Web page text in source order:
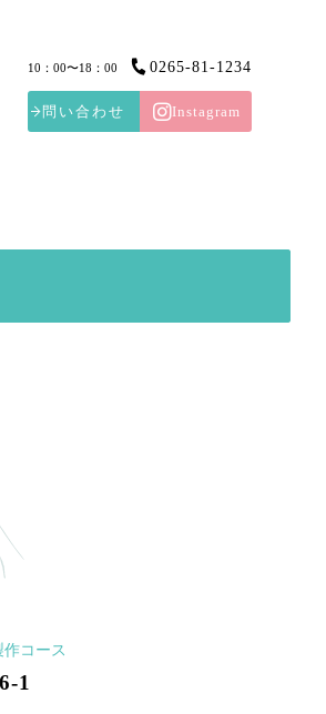
10：00〜18：00 0265-81-1234
問い合わせ Instagram
コース
1